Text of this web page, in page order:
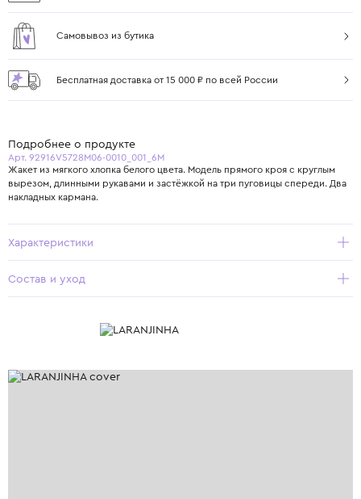
Самовывоз из бутика
Бесплатная доставка от 15 000 ₽ по всей России
Подробнее о продукте
Арт. 92916V5728M06-0010_001_6M
Жакет из мягкого хлопка белого цвета. Модель прямого кроя с круглым
вырезом, длинными рукавами и застёжкой на три пуговицы спереди. Два
накладных кармана.
Характеристики
Состав и уход